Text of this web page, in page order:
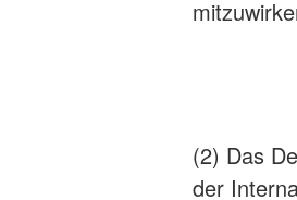
(2) Das
der